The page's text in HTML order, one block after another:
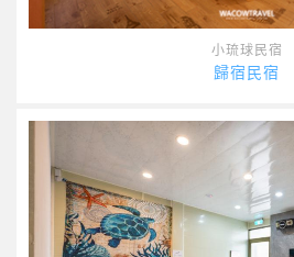
小琉球民宿
歸宿民宿